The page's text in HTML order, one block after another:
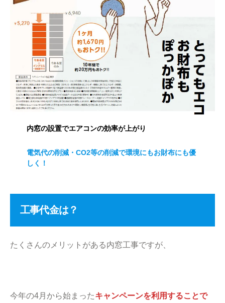
内窓の設置でエアコンの効率が上がり
電気代の削減・CO2等の削減で環境にもお財布にも優
しく！
工事代金は？
たくさんのメリットがある内窓工事ですが、
今年の4月から始まったキャンペーンを利用することで